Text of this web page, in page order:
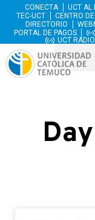
CONECTA
UCT AL
TEC-UCT
CENTRO
DIRECTORIO
PORTAL DE PAGOS
UCT RADIO